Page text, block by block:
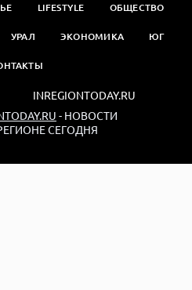
LIFESTYLE ОБЩЕСТВО
УРАЛ ЭКОНОМИКА ЮГ
- НОВОСТИ
СЕГОДНЯ